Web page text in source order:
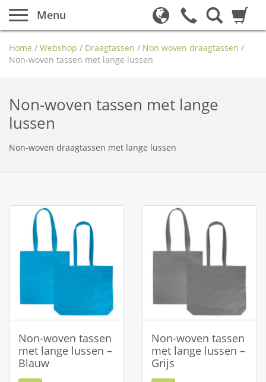
Menu
Home / Webshop / Draagtassen / Non woven draagtassen /
Non-woven tassen met lange lussen
Non-woven tassen met lange
lussen
Non-woven draagtassen met lange lussen
Non-woven tassen
met lange lussen –
Blauw
Non-woven tassen
met lange lussen –
Grijs